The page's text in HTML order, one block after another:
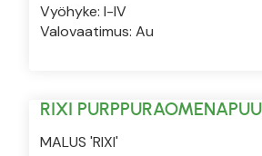
Vyöhyke: I-IV
Valovaatimus: Au
RIXI
MALUS 'RIXI'